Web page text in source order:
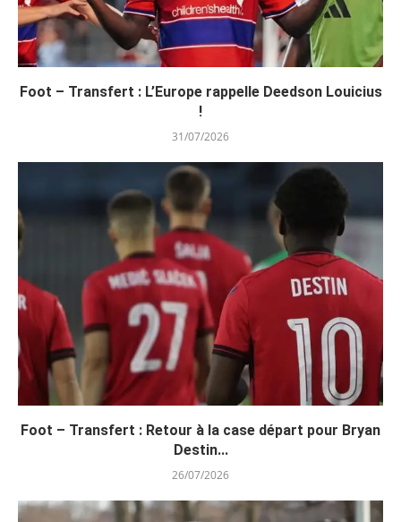
Foot – Transfert : L’Europe rappelle Deedson Louicius
!
31/07/2026
Foot – Transfert : Retour à la case départ pour Bryan
Destin...
26/07/2026